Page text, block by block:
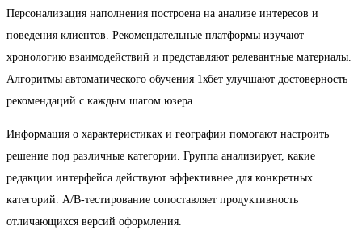
Персонализация наполнения построена на анализе интересов и
поведения клиентов. Рекомендательные платформы изучают
хронологию взаимодействий и представляют релевантные материалы.
Алгоритмы автоматического обучения 1хбет улучшают достоверность
рекомендаций с каждым шагом юзера.
Информация о характеристиках и географии помогают настроить
решение под различные категории. Группа анализирует, какие
редакции интерфейса действуют эффективнее для конкретных
категорий. A/B-тестирование сопоставляет продуктивность
отличающихся версий оформления.